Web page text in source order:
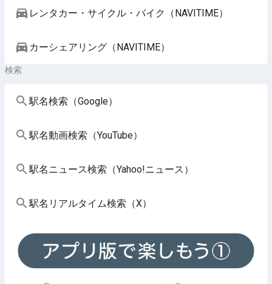
レンタカー・サイクル・バイク（NAVITIME）
カーシェアリング（NAVITIME）
検索
駅名検索（Google）
駅名動画検索（YouTube）
駅名ニュース検索（Yahoo!ニュース）
駅名リアルタイム検索（X）